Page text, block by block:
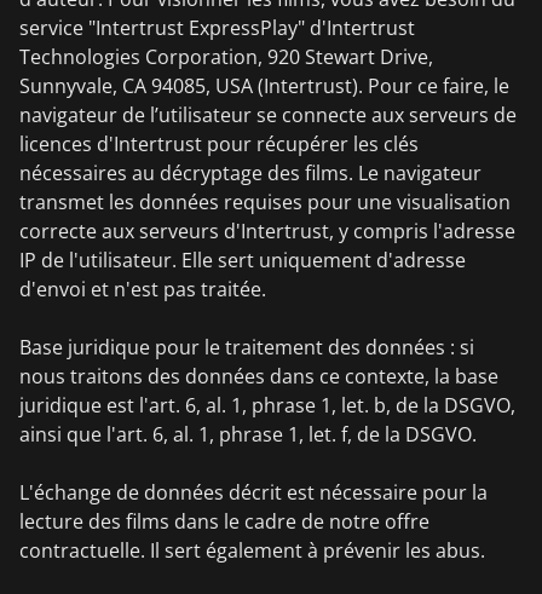
service "Intertrust ExpressPlay" d'Intertrust
Technologies Corporation, 920 Stewart Drive,
Sunnyvale, CA 94085, USA (Intertrust). Pour ce faire, le
navigateur de l’utilisateur se connecte aux serveurs de
licences d'Intertrust pour récupérer les clés
nécessaires au décryptage des films. Le navigateur
transmet les données requises pour une visualisation
correcte aux serveurs d'Intertrust, y compris l'adresse
IP de l'utilisateur. Elle sert uniquement d'adresse
d'envoi et n'est pas traitée.
Base juridique pour le traitement des données : si
nous traitons des données dans ce contexte, la base
juridique est l'art. 6, al. 1, phrase 1, let. b, de la DSGVO,
ainsi que l'art. 6, al. 1, phrase 1, let. f, de la DSGVO.
L'échange de données décrit est nécessaire pour la
lecture des films dans le cadre de notre offre
contractuelle. Il sert également à prévenir les abus.